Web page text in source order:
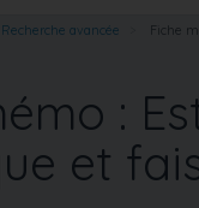
avancée Fiche
:
et